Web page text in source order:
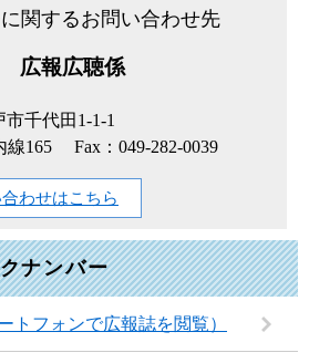
関するお問い合わせ先
広報広聴係
千代田1-1-1
線165
Fax：049-282-0039
わせはこちら
ナンバー
トフォンで広報誌を閲覧）